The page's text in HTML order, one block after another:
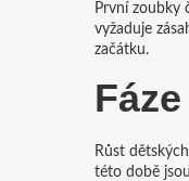
První zoubky
vyžaduje
začátku.
Růst
této době